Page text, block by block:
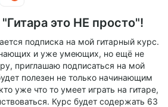
это НЕ просто"!
подписка на мой гитарный курс.
и уже умеющих, но ещё не
приглашаю подписаться на мой
полезен не только начинающим
уже что то умеет играть на гитаре,
Курс будет содержать 63